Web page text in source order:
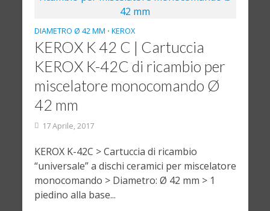
DIAMETRO Ø 42 MM • KEROX
KEROX K 42 C | Cartuccia
KEROX K-42C di ricambio per
miscelatore monocomando Ø
42 mm
17 Aprile, 2017
KEROX K-42C > Cartuccia di ricambio
“universale” a dischi ceramici per miscelatore
monocomando > Diametro: Ø 42 mm > 1
piedino alla base...